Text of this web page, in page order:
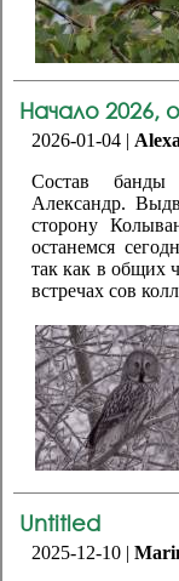
Начало 2026,
2026-01-04 |
Состав
Александр.
сторону
останемся
так как в общих
встречах сов
Untitled
2025-12-10 |